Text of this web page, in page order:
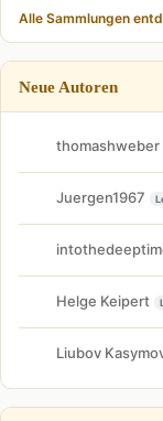
Alle Sammlungen
Neue Autoren
thomashweber
Juergen1967
Helge Keipert
Liubov